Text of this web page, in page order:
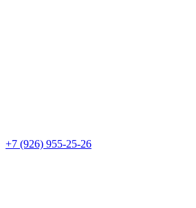
+7 (926) 955-25-26